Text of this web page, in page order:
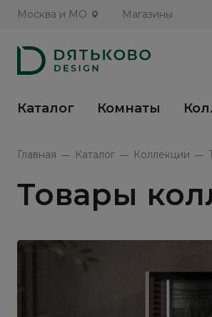
Москва и МО Магазины
Каталог Комнаты
Главная Каталог Коллекции
Товары